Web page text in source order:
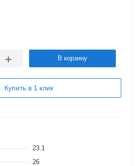
В корзину
Купить в 1 клик
23.1
26